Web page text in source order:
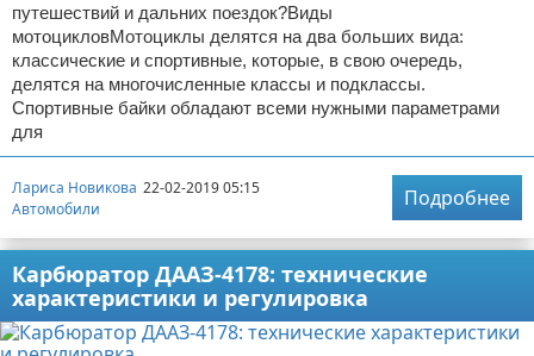
путешествий и дальних поездок?Виды
мотоцикловМотоциклы делятся на два больших вида:
классические и спортивные, которые, в свою очередь,
делятся на многочисленные классы и подклассы.
Спортивные байки обладают всеми нужными параметрами
для
Лариса Новикова 22-02-2019 05:15
Автомобили
Подробнее
Карбюратор ДААЗ-4178: технические
характеристики и регулировка